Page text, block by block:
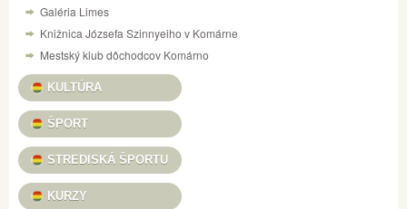
Galéria Limes
Knižnica Józsefa Szinnyeiho v Komárne
Mestský klub dôchodcov Komárno
KULTÚRA
ŠPORT
STREDISKÁ ŠPORTU
KURZY